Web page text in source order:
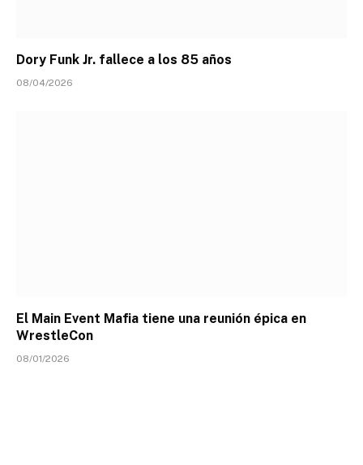
Dory Funk Jr. fallece a los 85 años
08/04/2026
El Main Event Mafia tiene una reunión épica en
WrestleCon
08/01/2026